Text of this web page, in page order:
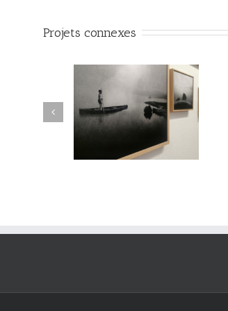
Projets connexes
# 1 / Itinéraires
Voyageurs
Le Murmure des Égarés /
Réseau Lux # 1 / Itinéraires
des Photographes Voyageurs
/ Paris Novembre-décembre
2024